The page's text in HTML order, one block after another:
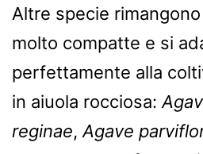
Altre specie
molto compatte e si
perfettamente alla
in aiuola rocciosa:
reginae, Agave